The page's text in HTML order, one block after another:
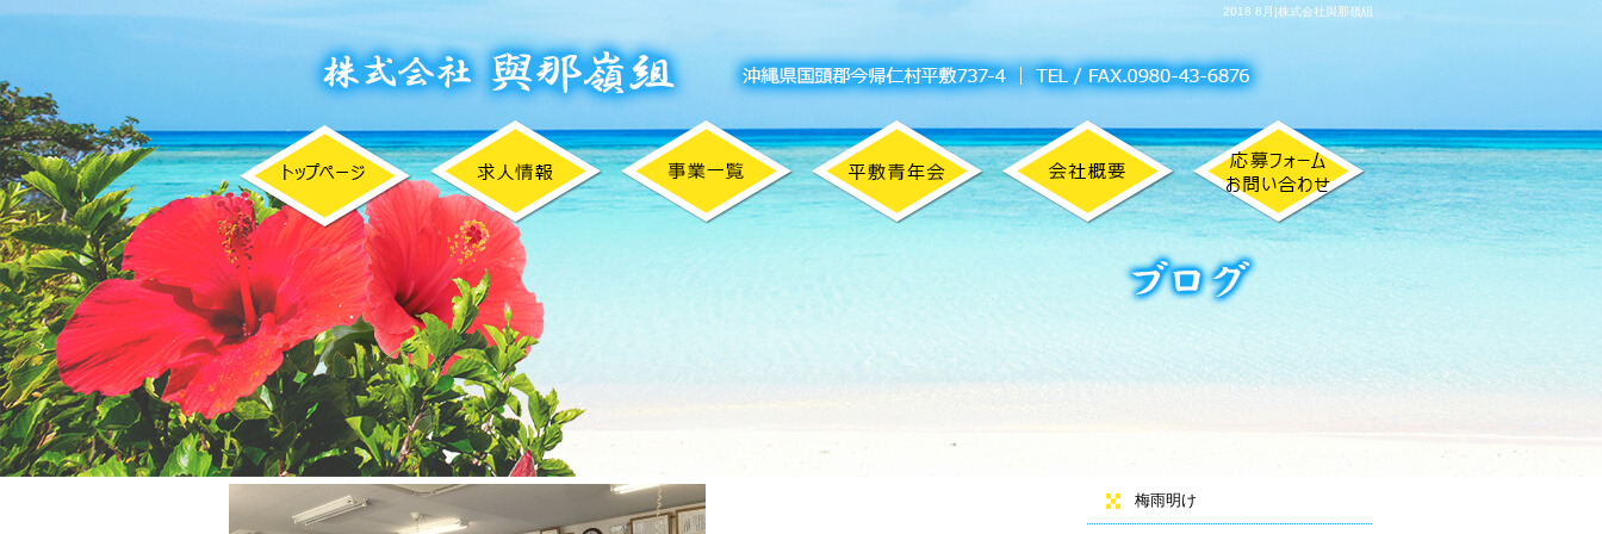
2018 8月|株式会社與那嶺組
月別アーカイブ:2018年8月
日本型枠協会 講習会
投稿日 2018年8月28日
８月２７日に(株)タダシ建設さん事務所にて講習会がありました。
ブログトップ
梅雨明け